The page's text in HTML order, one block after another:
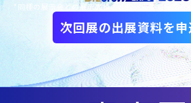
*同種の展示会との展示面積の比較（当委員会調べ
次回展の出展資料を